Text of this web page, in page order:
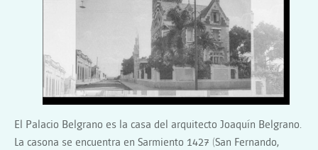
El Palacio Belgrano es la casa del arquitecto Joaquín Belgrano.
La casona se encuentra en Sarmiento 1427 (San Fernando,